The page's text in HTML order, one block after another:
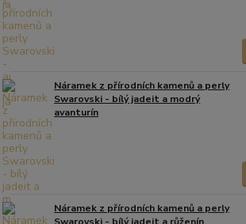
Náramek z přírodních kamenů a perly
Swarovski - bílý jadeit a modrý
avanturín
Náramek z přírodních kamenů a perly
Swarovski - bílý jadeit a růženín